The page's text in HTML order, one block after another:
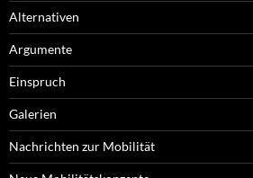
Alternativen
Argumente
Einspruch
Galerien
Nachrichten zur Mobilität